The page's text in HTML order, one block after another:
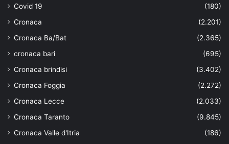
Covid 19
(180)
Cronaca
(2.201)
Cronaca Ba/Bat
(2.365)
cronaca bari
(695)
Cronaca brindisi
(3.402)
Cronaca Foggia
(2.272)
Cronaca Lecce
(2.033)
Cronaca Taranto
(9.845)
Cronaca Valle d'Itria
(186)